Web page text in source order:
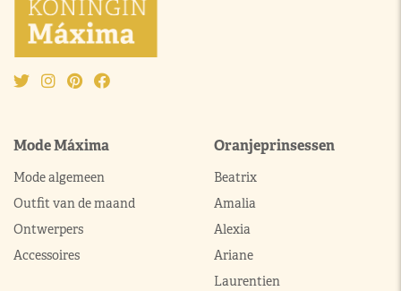
Mode Máxima
Mode algemeen
Outfit van de maand
Ontwerpers
Accessoires
Oranjeprinsessen
Beatrix
Amalia
Alexia
Ariane
Laurentien